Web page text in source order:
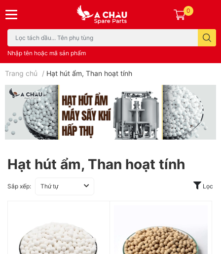
Nhập tên hoặc mã sản phẩm
0
Trang chủ / Hạt hút ẩm, Than hoạt tính
Hạt hút ẩm, Than hoạt tính
Sắp xếp: Thứ tự Lọc